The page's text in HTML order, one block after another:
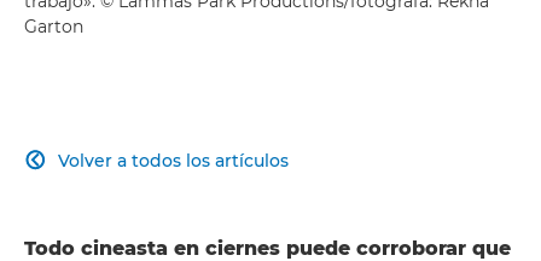
Garton
Volver a todos los artículos

Todo cineasta en ciernes puede corroborar que